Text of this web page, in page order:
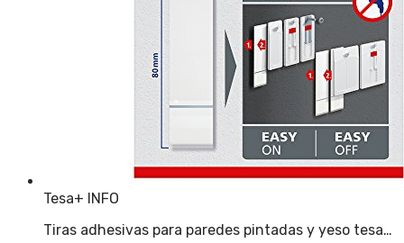
Tesa+ INFO
Tiras adhesivas para paredes pintadas y yeso tesa…